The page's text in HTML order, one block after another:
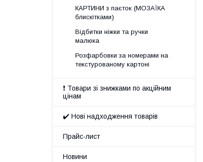
КАРТИНИ з паєток (МОЗАЇКА
блискітками)
Відбитки ніжки та ручки
малюка
Розфарбовки за номерами на
текстурованому картоні
❗ Товари зі знижками по акційним
цінам
✔️ Нові надходження товарів
Прайс-лист
Новини